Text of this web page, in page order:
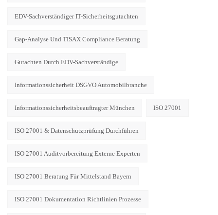
EDV-Sachverständiger IT-Sicherheitsgutachten
Gap-Analyse Und TISAX Compliance Beratung
Gutachten Durch EDV-Sachverständige
Informationssicherheit DSGVO Automobilbranche
Informationssicherheitsbeauftragter München ISO 27001
ISO 27001 & Datenschutzprüfung Durchführen
ISO 27001 Auditvorbereitung Externe Experten
ISO 27001 Beratung Für Mittelstand Bayern
ISO 27001 Dokumentation Richtlinien Prozesse